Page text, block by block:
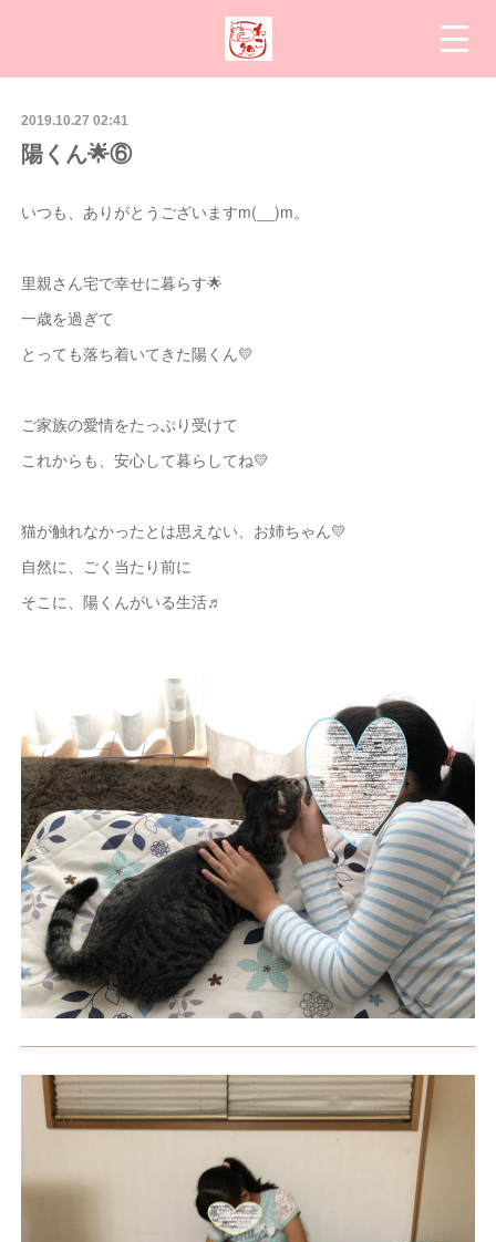
2019.10.27 02:41
陽くん🌟⑥
いつも、ありがとうございますm(__)m。
里親さん宅で幸せに暮らす🌟
一歳を過ぎて
とっても落ち着いてきた陽くん💛
ご家族の愛情をたっぷり受けて
これからも、安心して暮らしてね💛
猫が触れなかったとは思えない、お姉ちゃん💛
自然に、ごく当たり前に
そこに、陽くんがいる生活♬